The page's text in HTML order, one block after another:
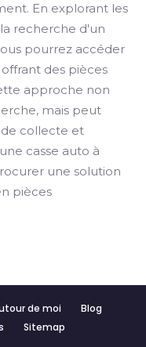
En explorant les
recherche d'un
pourrez accéder
des pièces
approche non
mais peut
collecte et
casse auto à
une solution
pièces
de moi
Blog
Sitemap